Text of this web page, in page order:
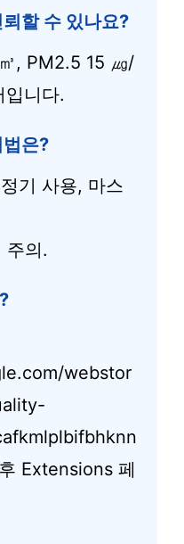
할 수 있나요?
, PM2.5 15 ㎍/
입니다.
은?
기 사용, 마스
주의.
webstor
Extensions 페